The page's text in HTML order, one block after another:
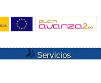
Servicios